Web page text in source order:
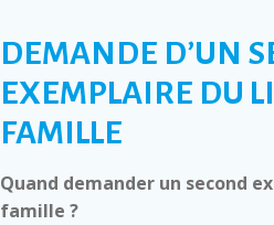
DEMANDE D’UN
EXEMPLAIRE DU
FAMILLE
Quand demander un second
famille ?